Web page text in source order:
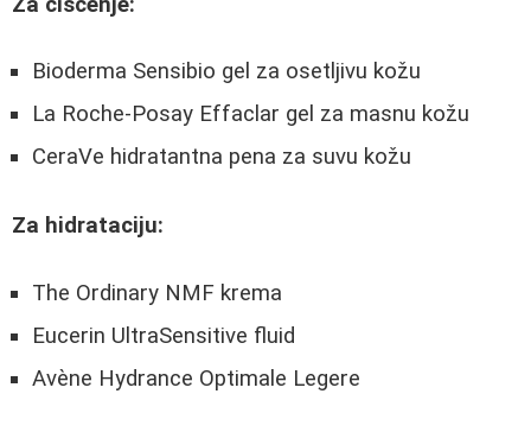
Bioderma Sensibio gel za osetljivu kožu
La Roche-Posay Effaclar gel za masnu kožu
CeraVe hidratantna pena za suvu kožu
Za hidrataciju:
The Ordinary NMF krema
Eucerin UltraSensitive fluid
Avène Hydrance Optimale Legere